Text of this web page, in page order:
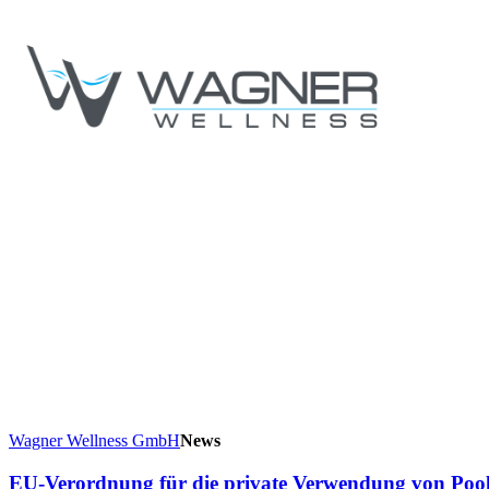
Wagner Wellness GmbHNews
EU-Verordnung für die private Verwendung von